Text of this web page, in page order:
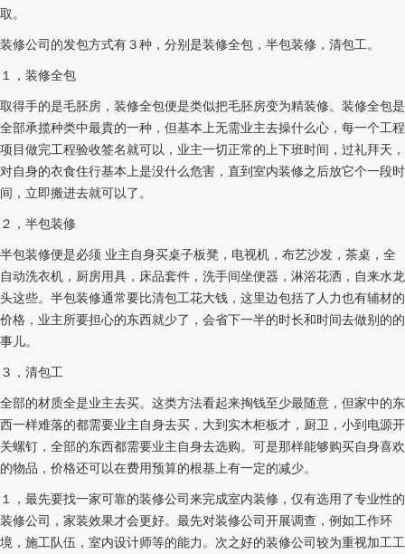
取。
装修公司的发包方式有３种，分别是装修全包，半包装修，清包工。
１，装修全包
取得手的是毛胚房，装修全包便是类似把毛胚房变为精装修。装修全包是
全部承揽种类中最貴的一种，但基本上无需业主去操什么心，每一个工程
项目做完工程验收签名就可以，业主一切正常的上下班时间，过礼拜天，
对自身的衣食住行基本上是没什么危害，直到室内装修之后放它个一段时
间，立即搬进去就可以了。
２，半包装修
半包装修便是必须 业主自身买桌子板凳，电视机，布艺沙发，茶桌，全
自动洗衣机，厨房用具，床品套件，洗手间坐便器，淋浴花洒，自来水龙
头这些。半包装修通常要比清包工花大钱，这里边包括了人力也有辅材的
价格，业主所要担心的东西就少了，会省下一半的时长和时间去做别的的
事儿。
３，清包工
全部的材质全是业主去买。这类方法看起来掏钱至少最随意，但家中的东
西一样难落的都需要业主自身去买，大到实木柜板才，厨卫，小到电源开
关螺钉，全部的东西都需要业主自身去选购。可是那样能够购买自身喜欢
的物品，价格还可以在费用预算的根基上有一定的减少。
１，最先要找一家可靠的装修公司来完成室内装修，仅有选用了专业性的
装修公司，家装效果才会更好。最先对装修公司开展调查，例如工作环
境，施工队伍，室内设计师等的能力。次之好的装修公司较为重视加工工